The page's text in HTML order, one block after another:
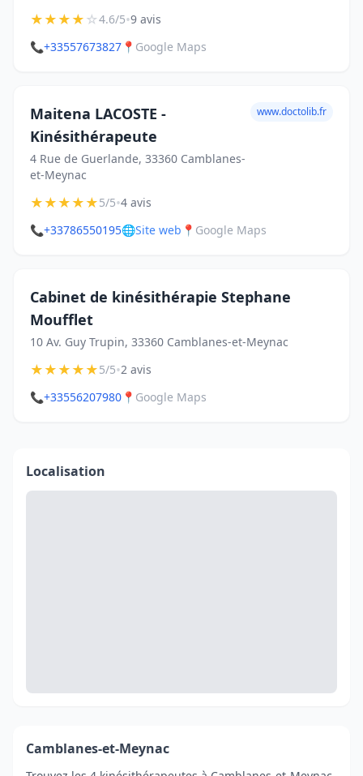
★★★★☆4.6/5•9 avis
📞+33557673827 📍 Google Maps
Maitena LACOSTE -
Kinésithérapeute
4 Rue de Guerlande, 33360 Camblanes-
et-Meynac
www.doctolib.fr
★★★★★5/5•4 avis
📞+33786550195🌐Site web 📍 Google Maps
Cabinet de kinésithérapie Stephane
Moufflet
10 Av. Guy Trupin, 33360 Camblanes-et-Meynac
★★★★★5/5•2 avis
📞+33556207980 📍 Google Maps
Localisation
Camblanes-et-Meynac